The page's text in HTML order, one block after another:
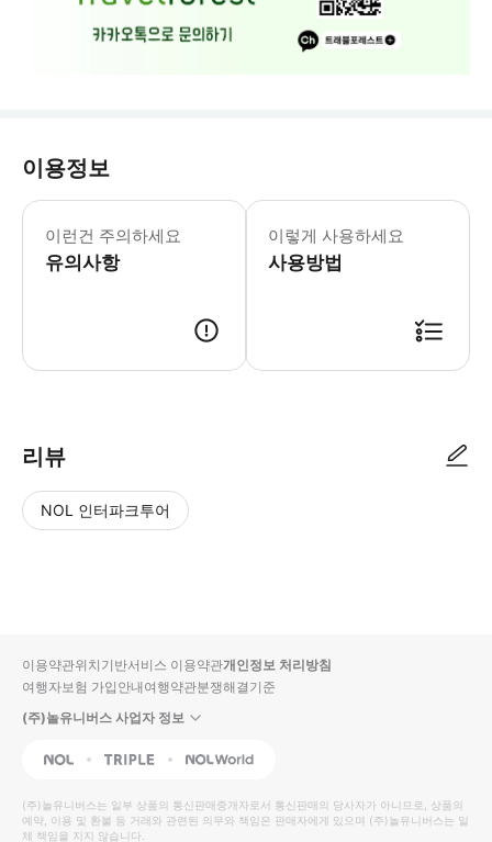
이용정보
이런건 주의하세요
유의사항
본 탑승권은 세부 오션젯(Cebu
이렇게 사용하세요
사용방법
리뷰
NOL 인터파크투어
입니
다.
높
은
동
영
순
상
이용약관위치기반서비스 이용약관개인정보 처리방침
여행자보험 가입안내여행약관분쟁해결기준
(주)놀유니버스 사업자 정보
NOL Triple Interpark Global
(주)놀유니버스는 일부 상품의 통신판매중개자로서 통신판매의 당사자가 아니므로, 상품의
예약, 이용 및 환불 등 거래와 관련된 의무와 책임은 판매자에게 있으며 (주)놀유니버스는 일
체 책임을 지지 않습니다.